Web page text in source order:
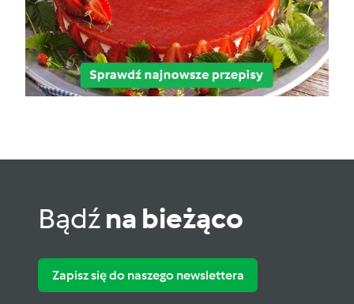
Bądźna bieżąco
Zapisz się do naszego newslettera